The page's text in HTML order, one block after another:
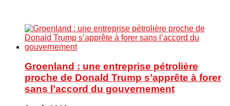
Groenland : une entreprise pétrolière
proche de Donald Trump s’apprête à forer
sans l’accord du gouvernement